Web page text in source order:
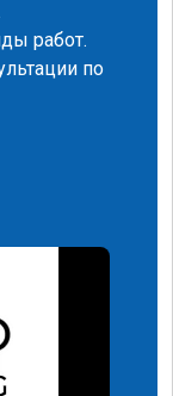
работ.
по